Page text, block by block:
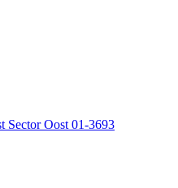
Oost 01-3693